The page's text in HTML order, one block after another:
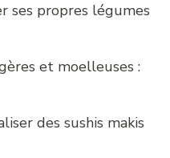
ses propres légumes
et moelleuses :
des sushis makis